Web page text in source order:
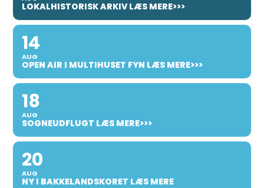
LOKALHISTORISK ARKIV LÆS MERE>>>
14
AUG
OPEN AIR I MULTIHUSET FYN LÆS MERE>>>
18
AUG
SOGNEUDFLUGT LÆS MERE>>>
20
AUG
NY I BAKKELANDSKORET LÆS MERE